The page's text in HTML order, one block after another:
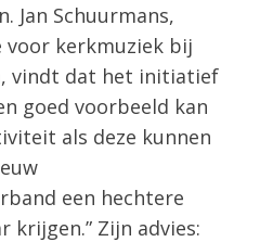
Jan Schuurmans,
kerkmuziek bij
vindt dat het initiatief
goed voorbeeld kan
als deze kunnen
een hechtere
krijgen.” Zijn advies: